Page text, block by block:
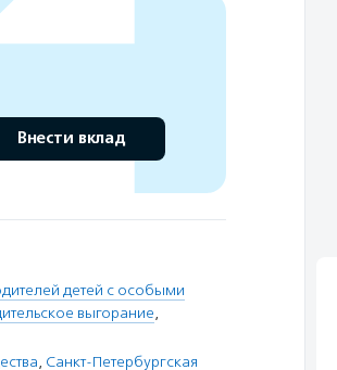
Внести вклад
детей с особыми
выгорание,
, Санкт-Петербургская